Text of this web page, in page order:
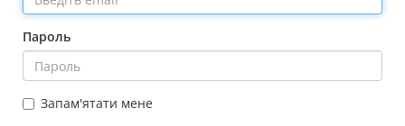
Пароль
Запам'ятати мене